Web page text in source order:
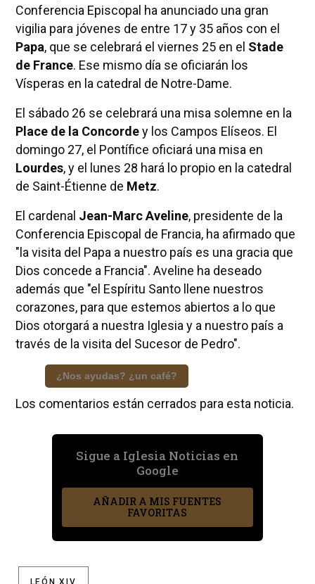
Conferencia Episcopal ha anunciado una gran
vigilia para jóvenes de entre 17 y 35 años con el
Papa, que se celebrará el viernes 25 en el Stade
de France. Ese mismo día se oficiarán los
Vísperas en la catedral de Notre-Dame.
El sábado 26 se celebrará una misa solemne en la
Place de la Concordey los Campos Elíseos. El
domingo 27, el Pontífice oficiará una misa en
Lourdes, y el lunes 28 hará lo propio en la catedral
de Saint-Étienne de Metz.
El cardenal Jean-Marc Aveline, presidente de la
Conferencia Episcopal de Francia, ha afirmado que
"la visita del Papa a nuestro país es una gracia que
Dios concede a Francia". Aveline ha deseado
además que "el Espíritu Santo llene nuestros
corazones, para que estemos abiertos a lo que
Dios otorgará a nuestra Iglesia y a nuestro país a
través de la visita del Sucesor de Pedro".
¿Nos ayudas? ¿un café?
Los comentarios están cerrados para esta noticia.
Sigue a Iglesia Noticias en
Google
AÑADIR A MIS FUENTES
FAVORITAS
LEÓN XIV